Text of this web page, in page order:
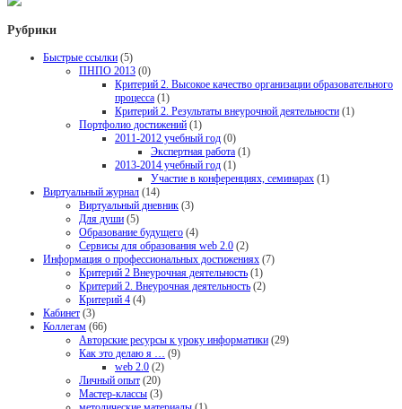
Рубрики
Быстрые ссылки (5)
ПНПО 2013 (0)
Критерий 2. Высокое качество организации образовательного
процесса (1)
Критерий 2. Результаты внеурочной деятельности (1)
Портфолио достижений (1)
2011-2012 учебный год (0)
Экспертная работа (1)
2013-2014 учебный год (1)
Участие в конференциях, семинарах (1)
Виртуальный журнал (14)
Виртуальный дневник (3)
Для души (5)
Образование будущего (4)
Сервисы для образования web 2.0 (2)
Информация о профессиональных достижениях (7)
Критерий 2 Внеурочная деятельность (1)
Критерий 2. Внеурочная деятельность (2)
Критерий 4 (4)
Кабинет (3)
Коллегам (66)
Авторские ресурсы к уроку информатики (29)
Как это делаю я …
(9)
web 2.0 (2)
Личный опыт (20)
Мастер-классы (3)